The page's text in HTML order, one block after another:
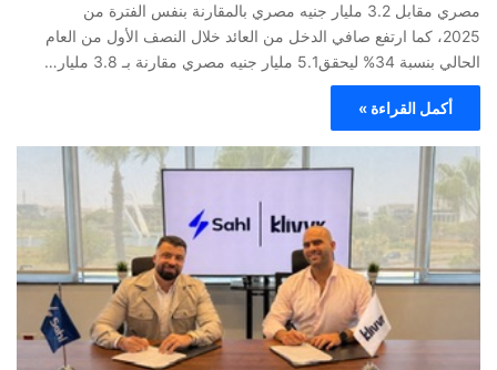
مصري مقابل 3.2 مليار جنيه مصري بالمقارنة بنفس الفترة من
2025، كما ارتفع صافي الدخل من العائد خلال النصف الأول من العام
الحالي بنسبة 34% ليحقق5.1 مليار جنيه مصري مقارنة بـ 3.8 مليار…
أكمل القراءة »